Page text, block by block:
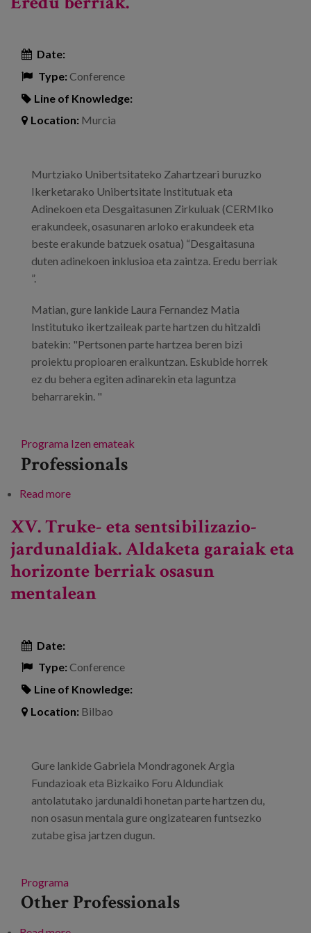
Date:
Type:Conference
Line of Knowledge:
Location: Murcia
Murtziako Unibertsitateko Zahartzeari buruzko
Ikerketarako Unibertsitate Institutuak eta
Adinekoen eta Desgaitasunen Zirkuluak (CERMIko
erakundeek, osasunaren arloko erakundeek eta
beste erakunde batzuek osatua) “Desgaitasuna
duten adinekoen inklusioa eta zaintza. Eredu berriak
”.
Matian, gure lankide Laura Fernandez Matia
Institutuko ikertzaileak parte hartzen du hitzaldi
batekin: "Pertsonen parte hartzea beren bizi
proiektu propioaren eraikuntzan. Eskubide horrek
ez du behera egiten adinarekin eta laguntza
beharrarekin. "
Programa Izen emateak
Professionals
Read moreabout Jardunaldia: Desgaitasuna duten pertsonen
XV. Truke- eta sentsibilizazio-
jardunaldiak. Aldaketa garaiak eta
horizonte berriak osasun
mentalean
Date:
Type:Conference
Line of Knowledge:
Location: Bilbao
Gure lankide Gabriela Mondragonek Argia
Fundazioak eta Bizkaiko Foru Aldundiak
antolatutako jardunaldi honetan parte hartzen du,
non osasun mentala gure ongizatearen funtsezko
zutabe gisa jartzen dugun.
Programa
Other Professionals